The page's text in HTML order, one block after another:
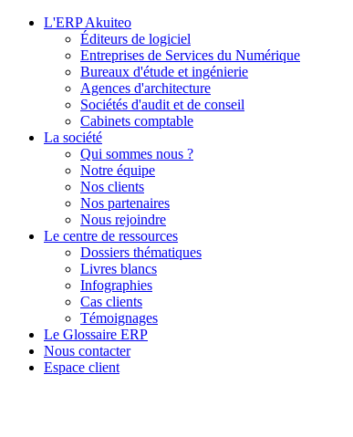
L'ERP Akuiteo
Éditeurs de logiciel
Entreprises de Services du Numérique
Bureaux d'étude et ingénierie
Agences d'architecture
Sociétés d'audit et de conseil
Cabinets comptable
La société
Qui sommes nous ?
Notre équipe
Nos clients
Nos partenaires
Nous rejoindre
Le centre de ressources
Dossiers thématiques
Livres blancs
Infographies
Cas clients
Témoignages
Le Glossaire ERP
Nous contacter
Espace client